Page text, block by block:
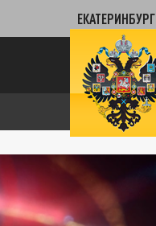
ЕКАТЕРИНБУРГ